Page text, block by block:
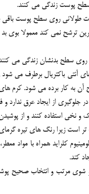
سطح پوست زندگي مي کنند.
طولاني روي سطح پوست باقي
نمي کند معمولا بوي بد
روي سطح بدنشان زندگي مي
آنتي باکتريال برطرف مي
کار برده مي شود. کرم هاي
جلوگيري از ايجاد عرق
و نخي استفاده کنند و از
است زيرا رنگ هاي تيره
کلرايد همراه با
کند.
مرتب و انتخاب صحيح پوشاک